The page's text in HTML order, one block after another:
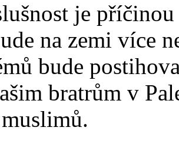
je
na zemi více
bude
bratrům v